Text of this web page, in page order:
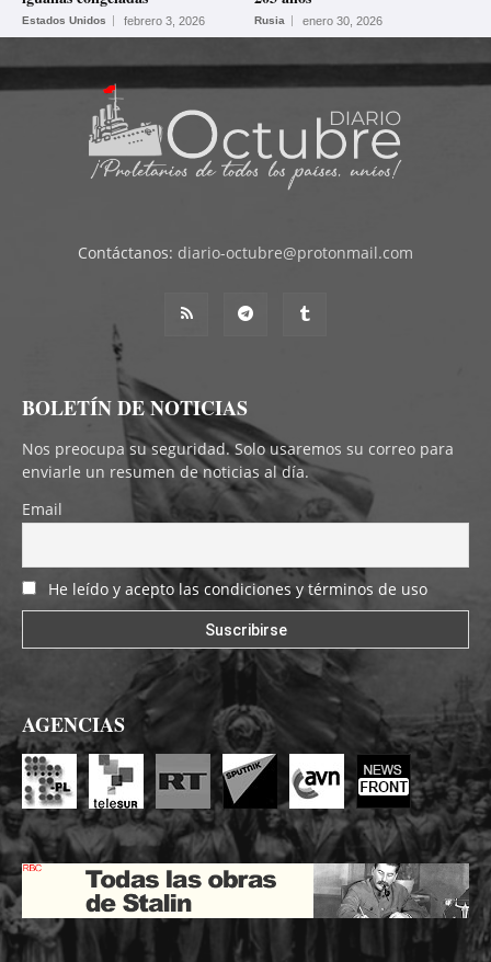
Estados Unidos febrero 3, 2026 Rusia enero 30, 2026
Contáctanos: diario-octubre@protonmail.com
BOLETÍN DE NOTICIAS
Nos preocupa su seguridad. Solo usaremos su correo para
enviarle un resumen de noticias al día.
Email
He leído y acepto las condiciones y términos de uso
AGENCIAS